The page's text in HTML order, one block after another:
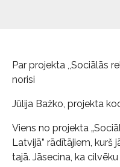
Par projekta ,,Sociālās
norisi
Jūlija Bažko, projekta
Viens no projekta
Latvijā” rādītājiem, kurš
tajā. Jāsecina, ka